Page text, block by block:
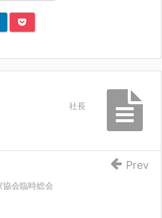
社長
協会臨時総会
Prev